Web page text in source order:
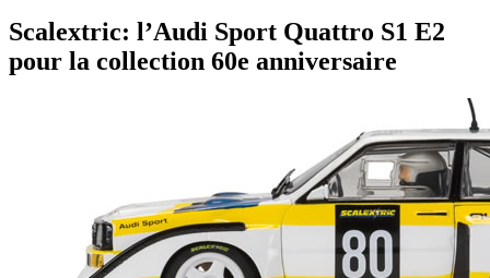
Scalextric: l’Audi Sport Quattro S1 E2
pour la collection 60e anniversaire